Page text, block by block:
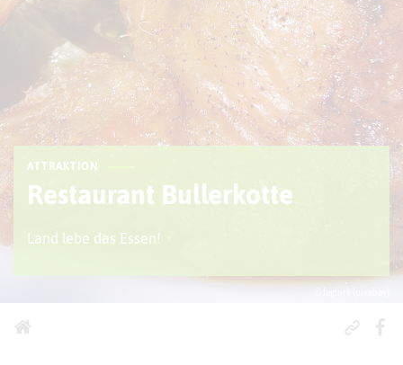
ATTRAKTION
Restaurant Bullerkotte
Land lebe das Essen!